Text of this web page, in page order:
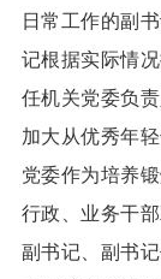
日常工作的副
记根据实际情
任机关党委负
加大从优秀年
党委作为培养
行政、业务干
副书记、副书